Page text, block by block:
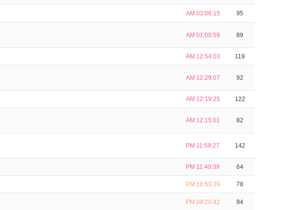
AM 03:06:15 95
AM 01:00:59 89
AM 12:54:03 119
AM 12:29:07 92
AM 12:19:25 122
AM 12:15:01 82
PM 11:59:27 142
PM 11:40:39 64
PM 10:59:39 78
PM 09:20:42 94